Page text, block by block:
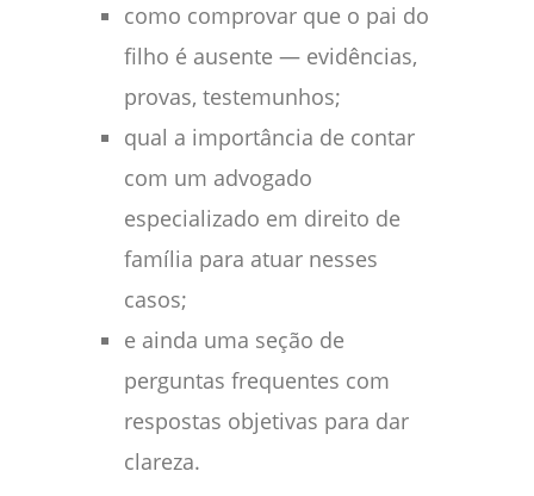
como comprovar que o pai do
filho é ausente — evidências,
provas, testemunhos;
qual a importância de contar
com um advogado
especializado em direito de
família para atuar nesses
casos;
e ainda uma seção de
perguntas frequentes com
respostas objetivas para dar
clareza.